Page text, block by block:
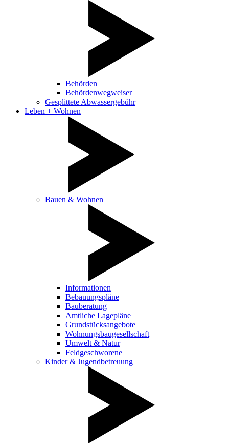
Behörden
Behördenwegweiser
Gesplittete Abwassergebühr
Leben + Wohnen
Bauen & Wohnen
Informationen
Bebauungspläne
Bauberatung
Amtliche Lagepläne
Grundstücksangebote
Wohnungsbaugesellschaft
Umwelt & Natur
Feldgeschworene
Kinder & Jugendbetreuung